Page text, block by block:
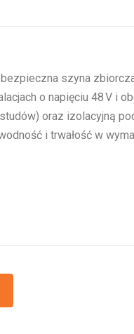
szyna
o napięciu 48 V i
oraz izolacyjną
i trwałość w